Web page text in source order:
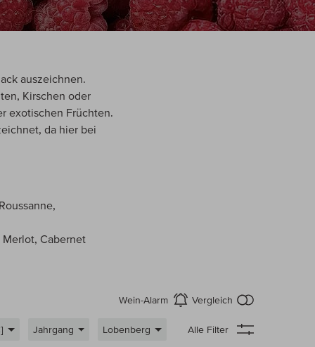
auszeichnen.
Kirschen oder
exotischen Früchten.
da hier bei
Merlot, Cabernet
Wein-Alarm
aktivieren Vergleich
Jahrgang Lobenberg Alle Filter